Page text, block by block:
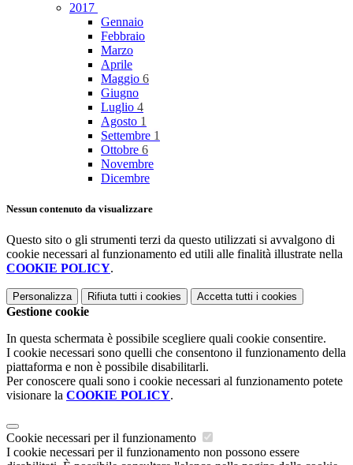
2017
Gennaio
Febbraio
Marzo
Aprile
Maggio 6
Giugno
Luglio 4
Agosto 1
Settembre 1
Ottobre 6
Novembre
Dicembre
Nessun contenuto da visualizzare
Questo sito o gli strumenti terzi da questo utilizzati si avvalgono di
cookie necessari al funzionamento ed utili alle finalità illustrate nella
COOKIE POLICY.
Personalizza Rifiuta tutti i cookies Accetta tutti i cookies
Gestione cookie
In questa schermata è possibile scegliere quali cookie consentire.
I cookie necessari sono quelli che consentono il funzionamento della
piattaforma e non è possibile disabilitarli.
Per conoscere quali sono i cookie necessari al funzionamento potete
visionare la COOKIE POLICY.
Cookie necessari per il funzionamento
I cookie necessari per il funzionamento non possono essere